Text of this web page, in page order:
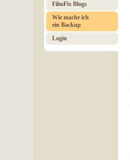
FilmFix Blogs
Wie mache ich
ein Backup
Login